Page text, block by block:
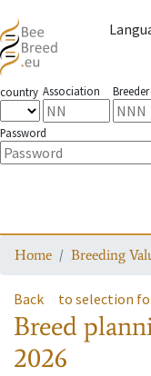
country Association Breeder
Password
Home Breeding
Back to selection
Breed
2026